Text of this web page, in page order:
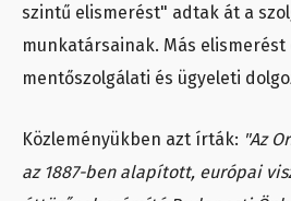
szintű elismerést" adtak át a
munkatársainak. Más elismerést
mentőszolgálati és ügyeleti
Közleményükben azt írták: "Az
az 1887-ben alapított, európai